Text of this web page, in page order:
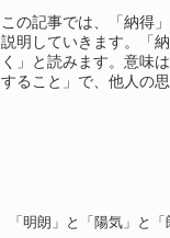
この記事では、「納得
説明していきます。「
く」と読みます。意味
すること」で、他人の
「明朗」と「陽気」と